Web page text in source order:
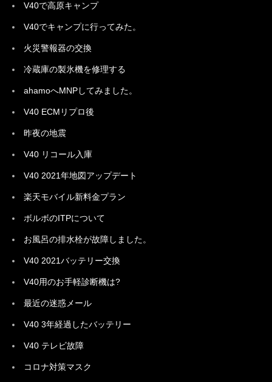
V40で高原キャンプ
V40でキャンプに行ってみた。
火災警報器の交換
冷蔵庫の製氷機を修理する
ahamoへMNPしてみました。
V40 ECMリプロ後
昨夜の地震
V40 リコール入庫
V40 2021年地図アップデート
楽天モバイル新料金プラン
ボルボのITPについて
お風呂の排水栓が故障しました。
V40 2021バッテリー交換
V40用のお手軽診断機は?
最近の迷惑メール
V40 3年経過したバッテリー
V40 テレビ故障
コロナ対策マスク